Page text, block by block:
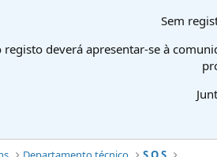
Sem
registo deverá apresentar-se à